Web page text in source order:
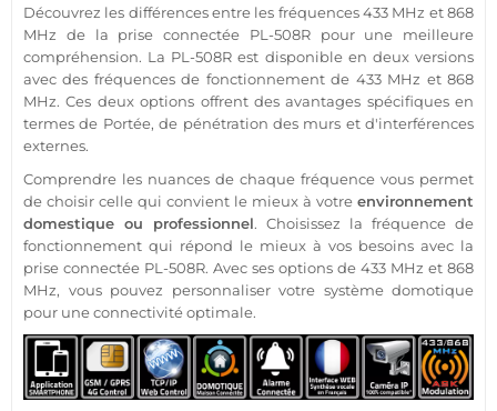
Découvrez les différences entre les fréquences433 MHz et868
MHz de la prise connectée PL-508Rpour une meilleure
compréhension. La PL-508R est disponible en deux versions
avec des fréquences de fonctionnement de 433 MHz et868
MHz. Ces deux options offrent des avantages spécifiques en
termes de Portée, de pénétration des murs et d'interférences
externes.
Comprendre les nuances de chaque fréquence vous permet
de choisir celle qui convient le mieux à votre environnement
domestique ou professionnel. Choisissez la fréquence de
fonctionnement qui répond le mieux à vos besoins avec la
prise connectée PL-508R. Avec ses options de 433 MHz et 868
MHz, vous pouvez personnaliser votre système domotique
pour une connectivité optimale.